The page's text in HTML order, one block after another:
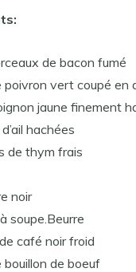
de bacon fumé
poivron vert coupé en
jaune finement
hachées
de thym frais
noir
soupe.Beurre
café noir froid
bouillon de boeuf